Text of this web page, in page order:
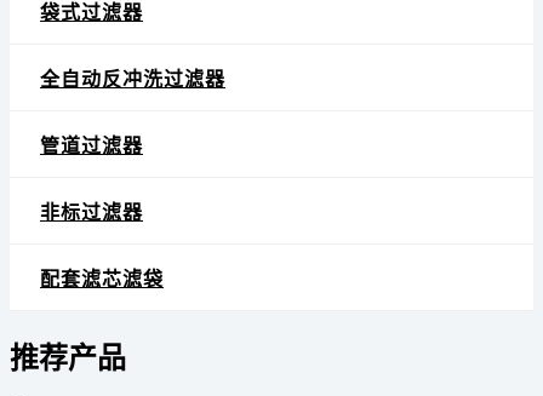
袋式过滤器
全自动反冲洗过滤器
管道过滤器
非标过滤器
配套滤芯滤袋
推荐产品